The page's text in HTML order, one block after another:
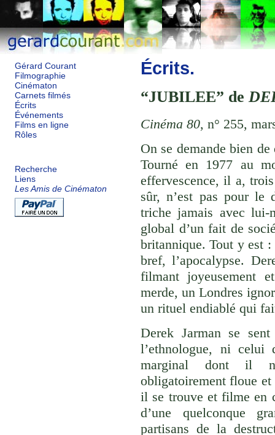
Gérard Courant
Filmographie
Cinématon
Carnets filmés
Écrits
Événements
Films en ligne
Rôles
Recherche
Liens
Les Amis de Cinématon
Écrits.
JUBILEE de
Cinéma 80, n° 255,
On se demande bien
Tourné en 1977 au
effervescence, il a,
sûr, n’est pas pour le
triche jamais avec lui-
global d’un fait de
britannique. Tout y est
bref, l’apocalypse.
filmant joyeusement
merde, un Londres
un rituel endiablé qui
Derek Jarman se
l’ethnologue, ni celui
marginal dont il ne
obligatoirement floue
il se trouve et filme en
d’une quelconque
partisans de la